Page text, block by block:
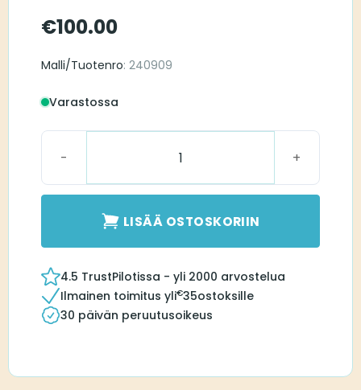
€100.00
Malli/Tuotenro: 240909
Varastossa
LISÄÄ OSTOSKORIIN
4.5 TrustPilotissa - yli 2000 arvostelua
Ilmainen toimitus yli€35ostoksille
30 päivän peruutusoikeus